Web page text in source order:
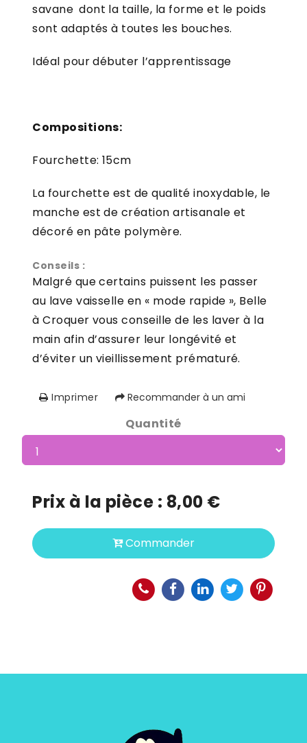
savane dont la taille, la forme et le poids
sont adaptés à toutes les bouches.
Idéal pour débuter l’apprentissage
Compositions:
Fourchette: 15cm
La fourchette est de qualité inoxydable, le
manche est de création artisanale et
décoré en pâte polymère.
Conseils :
Malgré que certains puissent les passer
au lave vaisselle en « mode rapide », Belle
à Croquer vous conseille de les laver à la
main afin d’assurer leur longévité et
d’éviter un vieillissement prématuré.
Imprimer Recommander à un ami
Quantité
Prix à la pièce : 8,00 €
Commander